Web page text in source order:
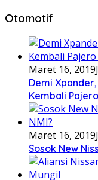
Otomotif
Maret 16, 2019
Demi
Kembali
Maret 16, 2019
Sosok New